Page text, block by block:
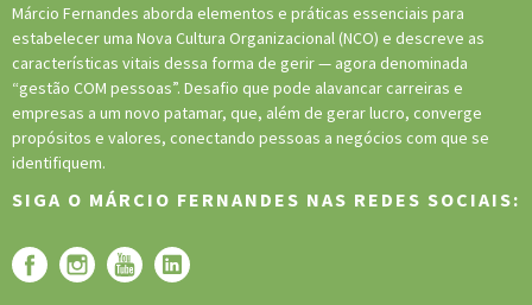
Márcio Fernandes aborda elementos e práticas essenciais para
estabelecer uma Nova Cultura Organizacional (NCO) e descreve as
características vitais dessa forma de gerir — agora denominada
“gestão COM pessoas”. Desafio que pode alavancar carreiras e
empresas a um novo patamar, que, além de gerar lucro, converge
propósitos e valores, conectando pessoas a negócios com que se
identifiquem.
SIGA O MÁRCIO FERNANDES NAS REDES SOCIAIS: